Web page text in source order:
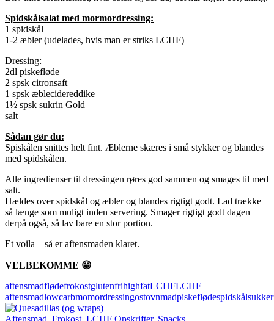
Spidskålsalat med mormordressing:
1 spidskål
1-2 æbler (udelades, hvis man er striks LCHF)
Dressing:
2dl piskefløde
2 spsk citronsaft
1 spsk æblecidereddike
1½ spsk sukrin Gold
salt
Sådan gør du:
Spiskålen snittes helt fint. Æblerne skæres i små stykker og blandes
med spidskålen.
Alle ingredienser til dressingen røres god sammen og smages til med
salt.
Hældes over spidskål og æbler og blandes rigtigt godt. Lad trække
så længe som muligt inden servering. Smager rigtigt godt dagen
derpå også, så lav bare en stor portion.
Et voila – så er aftensmaden klaret.
VELBEKOMME 😀
aftensmadflødefrokostglutenfrihighfatLCHFLCHF
aftensmadlowcarbmomordressingostovnmadpiskeflødespidskål